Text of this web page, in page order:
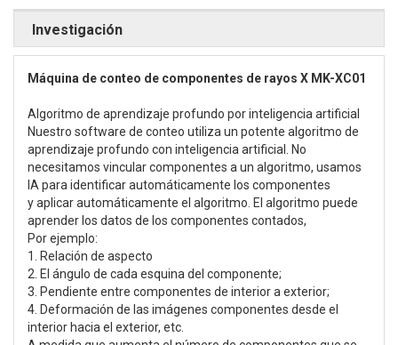
Investigación
Máquina de conteo de componentes de rayos X MK-XC01
Algoritmo de aprendizaje profundo por inteligencia artificial
Nuestro software de conteo utiliza un potente algoritmo de
aprendizaje profundo con inteligencia artificial. No
necesitamos vincular componentes a un algoritmo, usamos
IA para identificar automáticamente los componentes
y aplicar automáticamente el algoritmo. El algoritmo puede
aprender los datos de los componentes contados,
Por ejemplo:
1. Relación de aspecto
2. El ángulo de cada esquina del componente;
3. Pendiente entre componentes de interior a exterior;
4. Deformación de las imágenes componentes desde el
interior hacia el exterior, etc.